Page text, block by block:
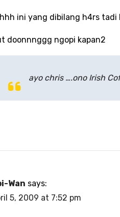
ini yang dibilang h4rs tadi
doonnnggg ngopi kapan2
ayo chris ….ono Irish
Wan says:
5, 2009 at 7:52 pm